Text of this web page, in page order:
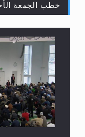
القرآن قاضٍ وحكمٌ
العكس
خطب الجمعة